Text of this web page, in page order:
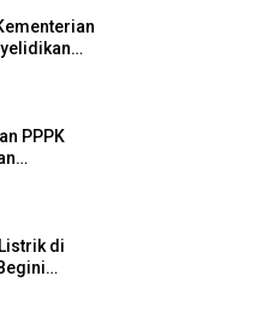
PPPK
di